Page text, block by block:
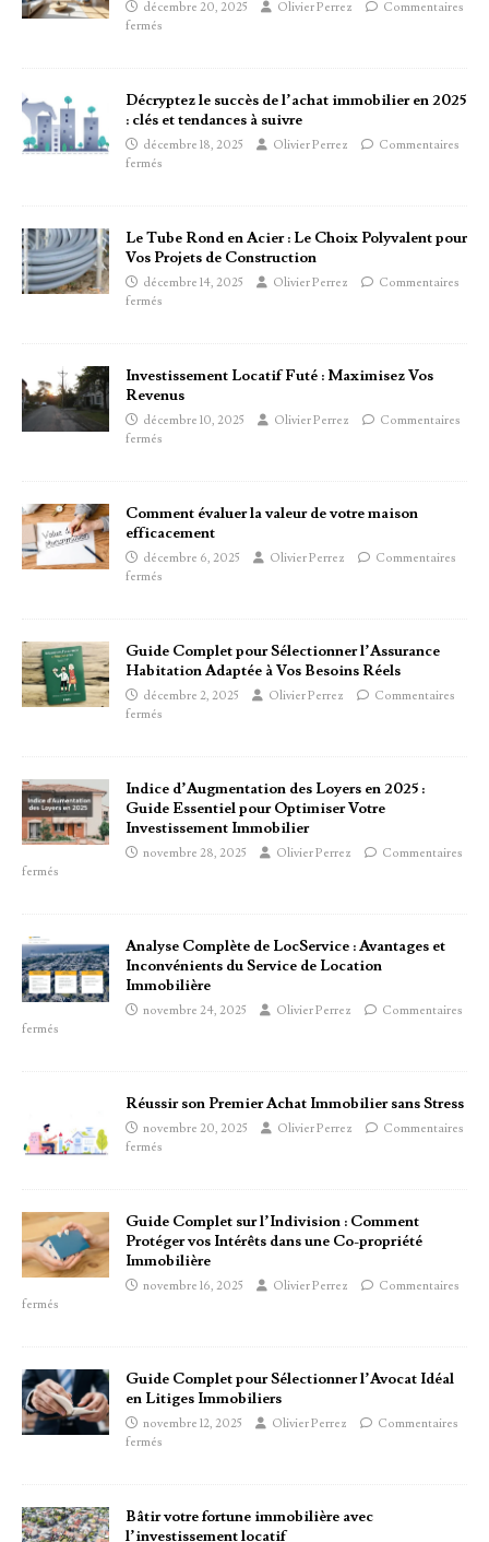
décembre 20, 2025 Olivier Perrez
Commentaires
fermés
Décryptez le succès de l’achat immobilier en 2025
: clés et tendances à suivre
décembre 18, 2025 Olivier Perrez
Commentaires
fermés
Le Tube Rond en Acier : Le Choix Polyvalent pour
Vos Projets de Construction
décembre 14, 2025 Olivier Perrez
Commentaires
fermés
Investissement Locatif Futé : Maximisez Vos
Revenus
décembre 10, 2025 Olivier Perrez
Commentaires
fermés
Comment évaluer la valeur de votre maison
efficacement
décembre 6, 2025 Olivier Perrez
Commentaires
fermés
Guide Complet pour Sélectionner l’Assurance
Habitation Adaptée à Vos Besoins Réels
décembre 2, 2025 Olivier Perrez
Commentaires
fermés
Indice d’Augmentation des Loyers en 2025 :
Guide Essentiel pour Optimiser Votre
Investissement Immobilier
novembre 28, 2025 Olivier Perrez
Commentaires
fermés
Analyse Complète de LocService : Avantages et
Inconvénients du Service de Location
Immobilière
novembre 24, 2025 Olivier Perrez
Commentaires
fermés
Réussir son Premier Achat Immobilier sans Stress
novembre 20, 2025 Olivier Perrez
Commentaires
fermés
Guide Complet sur l’Indivision : Comment
Protéger vos Intérêts dans une Co-propriété
Immobilière
novembre 16, 2025 Olivier Perrez
Commentaires
fermés
Guide Complet pour Sélectionner l’Avocat Idéal
en Litiges Immobiliers
novembre 12, 2025 Olivier Perrez
Commentaires
fermés
Bâtir votre fortune immobilière avec
l’investissement locatif